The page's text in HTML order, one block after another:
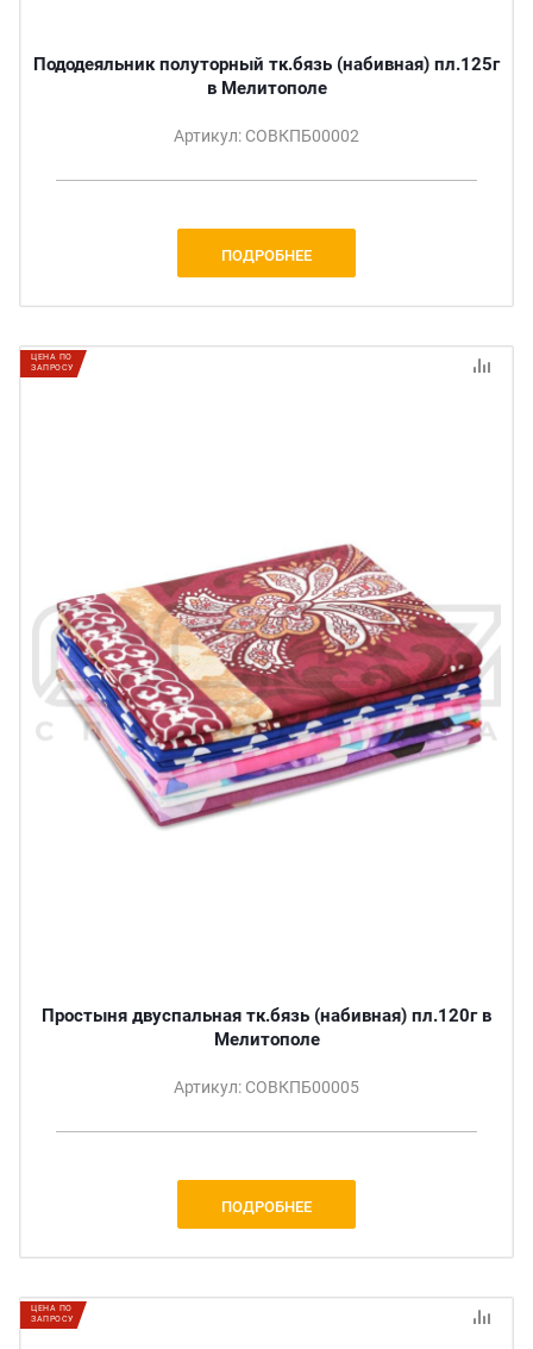
Пододеяльник полуторный тк.бязь (набивная) пл.125г
в Мелитополе
Артикул: СОВКПБ00002
ПОДРОБНЕЕ
ЦЕНА ПО
ЗАПРОСУ
Простыня двуспальная тк.бязь (набивная) пл.120г в
Мелитополе
Артикул: СОВКПБ00005
ПОДРОБНЕЕ
ЦЕНА ПО
ЗАПРОСУ